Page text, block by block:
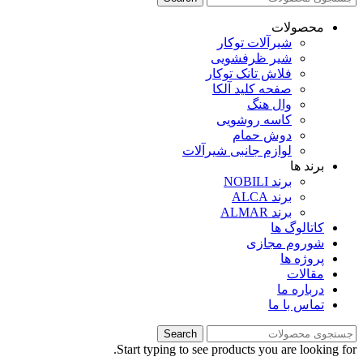
محصولات
شیرآلات توکار
شیر ظرفشویی
فلاش تانک توکار
صفحه کلید آلکا
وال هنگ
کاسه روشویی
دوش حمام
لوازم جانبی شیرآلات
برند ها
برند NOBILI
برند ALCA
برند ALMAR
کاتالوگ ها
شوروم مجازی
پروژه ها
مقالات
درباره ما
تماس با ما
Search
Start typing to see products you are looking for.